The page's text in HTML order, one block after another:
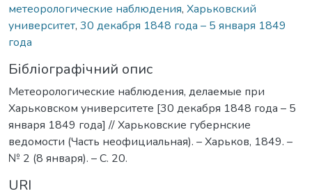
метеорологические наблюдения, Харьковский
университет, 30 декабря 1848 года – 5 января 1849
года
Бібліографічний опис
Метеорологические наблюдения, делаемые при
Харьковском университете [30 декабря 1848 года – 5
января 1849 года] // Харьковские губернские
ведомости (Часть неофициальная). – Харьков, 1849. –
№ 2 (8 января). – С. 20.
URI